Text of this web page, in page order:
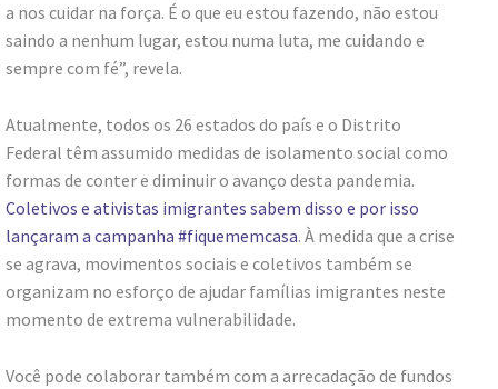
a nos cuidar na força. É o que eu estou fazendo, não estou
saindo a nenhum lugar, estou numa luta, me cuidando e
sempre com fé”, revela.
Atualmente, todos os 26 estados do país e o Distrito
Federal têm assumido medidas de isolamento social como
formas de conter e diminuir o avanço desta pandemia.
Coletivos e ativistas imigrantes sabem disso e por isso
lançaram a campanha #fiquememcasa. À medida que a crise
se agrava, movimentos sociais e coletivos também se
organizam no esforço de ajudar famílias imigrantes neste
momento de extrema vulnerabilidade.
Você pode colaborar também com a arrecadação de fundos